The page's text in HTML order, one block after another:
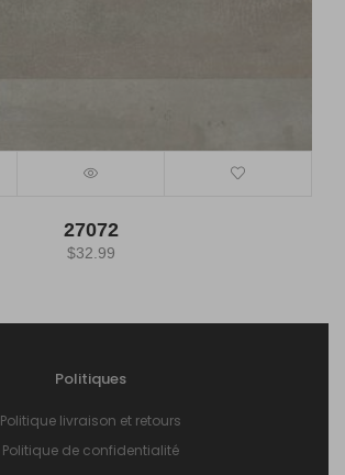
27072
$32.99
Politiques
Politique livraison et retours
Politique de confidentialité